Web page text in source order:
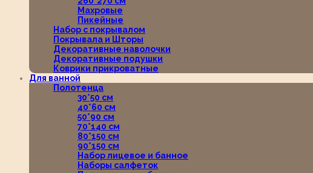
Махровые
Пикейные
Набор с покрывалом
Покрывала и Шторы
Декоративные наволочки
Декоративные подушки
Коврики прикроватные
Для ванной
Полотенца
30*50 см
40*60 см
50*90 см
70*140 см
80*150 см
90*150 см
Набор лицевое и банное
Наборы салфеток